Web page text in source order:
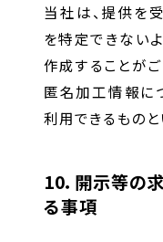
当社は、提供を
を特定できない
作成することが
匿名加工情報に
利用できるものと
10．開示等の
る事項